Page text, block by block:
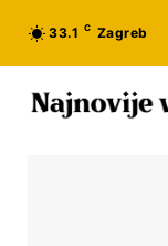
33.1 C Zagreb